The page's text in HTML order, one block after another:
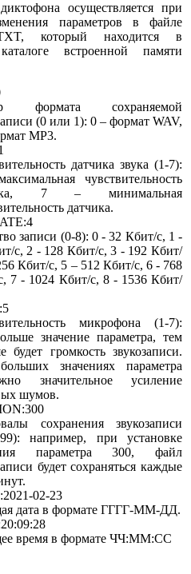
осуществляется при
параметров в файле
который находится в
встроенной памяти
формата сохраняемой
(0 или 1): 0 – формат WAV,
MP3.
датчика звука (1-7):
чувствительность
7 – минимальная
датчика.
записи (0-8): 0 - 32 Кбит/с, 1 -
с, 2 - 128 Кбит/с, 3 - 192 Кбит/
Кбит/с, 5 – 512 Кбит/с, 6 - 768
7 - 1024 Кбит/с, 8 - 1536 Кбит/
микрофона (1-7):
значение параметра, тем
будет громкость звукозаписи.
значениях параметра
значительное усиление
шумов.
сохранения звукозаписи
например, при установке
параметра 300, файл
будет сохраняться каждые
02-23
дата в формате ГГГГ-ММ-ДД.
время в формате ЧЧ:ММ:СС